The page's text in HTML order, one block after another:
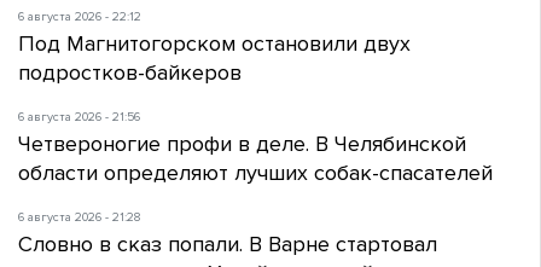
6 августа 2026 - 22:12
Под Магнитогорском остановили двух
подростков-байкеров
6 августа 2026 - 21:56
Четвероногие профи в деле. В Челябинской
области определяют лучших собак-спасателей
6 августа 2026 - 21:28
Словно в сказ попали. В Варне стартовал